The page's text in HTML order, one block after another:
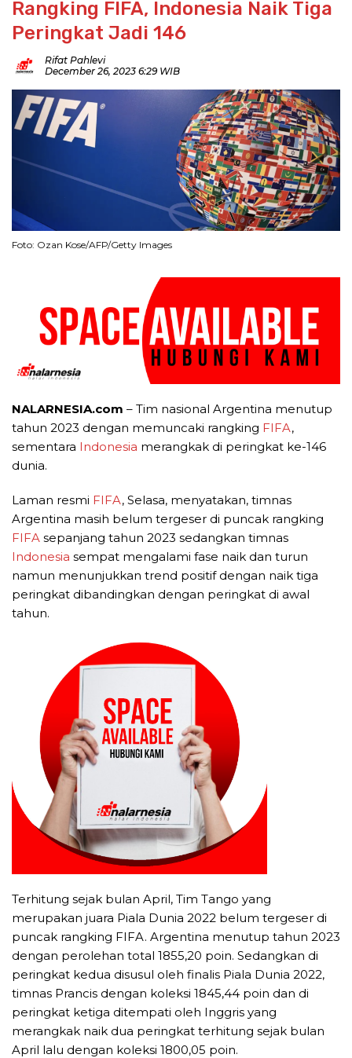
Rangking FIFA, Indonesia Naik Tiga
Peringkat Jadi 146
Rifat Pahlevi
December 26, 2023 6:29 WIB
Foto: Ozan Kose/AFP/Getty Images
NALARNESIA.com – Tim nasional Argentina menutup
tahun 2023 dengan memuncaki rangking FIFA,
sementara Indonesia merangkak di peringkat ke-146
dunia.
Laman resmi FIFA, Selasa, menyatakan, timnas
Argentina masih belum tergeser di puncak rangking
FIFA sepanjang tahun 2023 sedangkan timnas
Indonesia sempat mengalami fase naik dan turun
namun menunjukkan trend positif dengan naik tiga
peringkat dibandingkan dengan peringkat di awal
tahun.
Terhitung sejak bulan April, Tim Tango yang
merupakan juara Piala Dunia 2022 belum tergeser di
puncak rangking FIFA. Argentina menutup tahun 2023
dengan perolehan total 1855,20 poin. Sedangkan di
peringkat kedua disusul oleh finalis Piala Dunia 2022,
timnas Prancis dengan koleksi 1845,44 poin dan di
peringkat ketiga ditempati oleh Inggris yang
merangkak naik dua peringkat terhitung sejak bulan
April lalu dengan koleksi 1800,05 poin.